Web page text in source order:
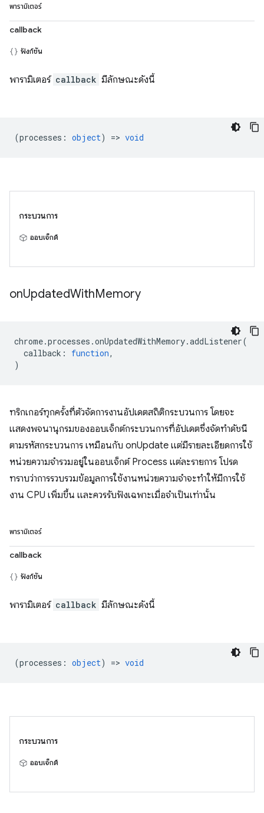
พารามิเตอร์
callback
ฟังก์ชัน
พารามิเตอร์ callback มีลักษณะดังนี้
(processes : object) => void
กระบวนการ
ออบเจ็กต์
onUpdatedWithMemory
chrome.processes .onUpdatedWithMemory.addListener(
callback : function,
)
ทริกเกอร์ทุกครั้งที่ตัวจัดการงานอัปเดตสถิติกระบวนการ โดยจะ
แสดงพจนานุกรมของออบเจ็กต์กระบวนการที่อัปเดตซึ่งจัดทำดัชนี
ตามรหัสกระบวนการ เหมือนกับ onUpdate แต่มีรายละเอียดการใช้
หน่วยความจำรวมอยู่ในออบเจ็กต์ Process แต่ละรายการ โปรด
ทราบว่าการรวบรวมข้อมูลการใช้งานหน่วยความจำจะทำให้มีการใช้
งาน CPU เพิ่มขึ้น และควรรับฟังเฉพาะเมื่อจำเป็นเท่านั้น
พารามิเตอร์
callback
ฟังก์ชัน
พารามิเตอร์ callback มีลักษณะดังนี้
(processes : object) => void
กระบวนการ
ออบเจ็กต์